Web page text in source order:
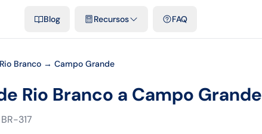
Blog Recursos FAQ
Rio Branco → Campo Grande
Rio Branco a Campo Grande
317